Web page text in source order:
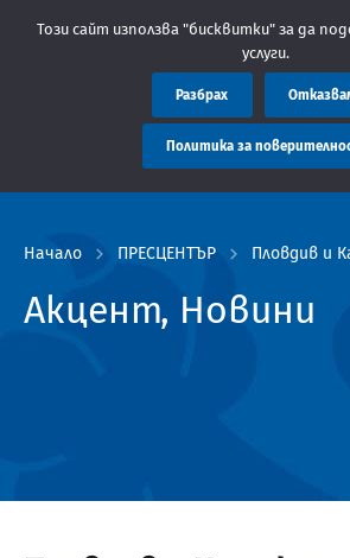
администрация Пловдив
Начало ПРЕСЦЕНТЪР Пловдив и
Акцент, Новини
Този сайт използва "бисквитки" за да
услуги.
Разбрах
Политика за